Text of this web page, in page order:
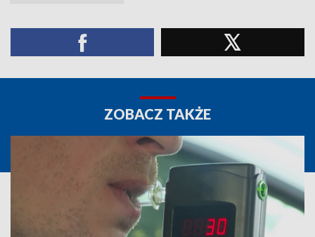
ZOBACZ TAKŻE